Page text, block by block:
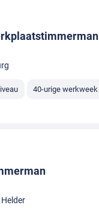
40-urige werkweek
Helder